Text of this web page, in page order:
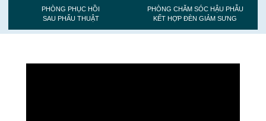
PHÒNG PHỤC HỒI
SAU PHẨU THUẬT
PHÒNG CHĂM SÓC HẬU PHẪU
KẾT HỢP ĐÈN GIẢM SƯNG